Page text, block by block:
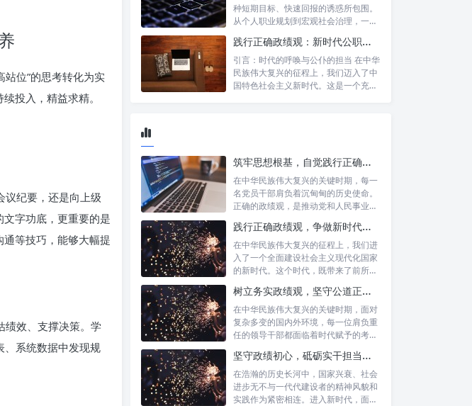
站位”的思考转化为实
投入，精益求精。
议纪要，还是向上级
字功底，更重要的是
等技巧，能够大幅提
绩效、支撑决策。学
、系统数据中发现规
种短期目标、快速回报的诱惑所包围。
从个人职业规划到宏观社会治理，一种
践行正确政绩观：新时代公职人员的使命与担当
引言：时代的呼唤与公仆的担当 在中华
民族伟大复兴的征程上，我们迈入了中
国特色社会主义新时代。这是一个充满
筑牢思想根基，自觉践行正确政绩观：新时代党员干部的价值指引
在中华民族伟大复兴的关键时期，每一
名党员干部肩负着沉甸甸的历史使命。
正确的政绩观，是推动党和人民事业发
践行正确政绩观，争做新时代合格公职人员：新征程的使命与担当
在中华民族伟大复兴的征程上，我们进
入了一个全面建设社会主义现代化国家
的新时代。这个时代，既带来了前所未
树立务实政绩观，坚守公道正派底线：新时代领导干部高质量发展指南
在中华民族伟大复兴的关键时期，面对
复杂多变的国内外环境，每一位肩负重
任的领导干部都面临着时代赋予的考验
坚守政绩初心，砥砺实干担当：新时代高质量发展的精神坐标
在浩瀚的历史长河中，国家兴衰、社会
进步无不与一代代建设者的精神风貌和
实践作为紧密相连。进入新时代，面对